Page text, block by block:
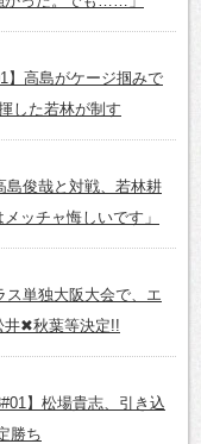
】高島がケージ掴みで
した若林が制す
島俊哉と対戦、若林耕
ッチャ悔しいです」
ス単独大阪大会で、エ
井✖秋葉等決定!!
】松場貴志、引き込
勝ち